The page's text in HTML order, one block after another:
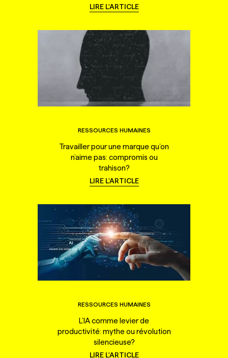
LIRE L'ARTICLE
RESSOURCES HUMAINES
Travailler pour une marque qu’on
n’aime pas: compromis ou
trahison?
LIRE L'ARTICLE
RESSOURCES HUMAINES
L’IA comme levier de
productivité: mythe ou révolution
silencieuse?
LIRE L'ARTICLE